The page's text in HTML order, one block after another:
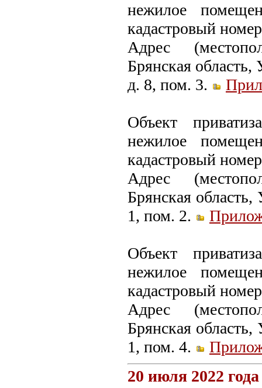
нежилое
кадастровый
Адрес
Брянская
д. 8, пом. 3.
Объект
нежилое
кадастровый
Адрес
Брянская
1, пом. 2.
Объект
нежилое
кадастровый
Адрес
Брянская
1, пом. 4.
20 июля 2022 года